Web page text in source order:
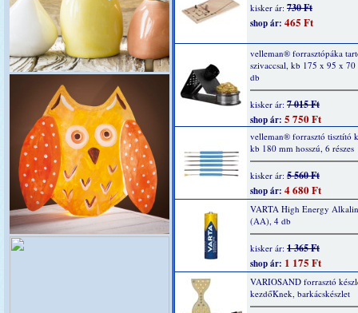
kisker ár: 730 Ft
shop ár: 465 Ft
velleman® forrasztópáka
szivaccsal, kb 175 x 95 x
db
kisker ár: 7 015 Ft
shop ár: 5 750 Ft
velleman® forrasztó tisztító
kb 180 mm hosszú, 6 részes
kisker ár: 5 560 Ft
shop ár: 4 680 Ft
VARTA High Energy
(AA), 4 db
kisker ár: 1 365 Ft
shop ár: 1 175 Ft
VARIOSAND forrasztó
kezdőKnek, barkácskészlet